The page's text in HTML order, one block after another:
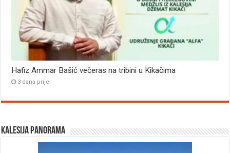
Hafiz Ammar Bašić večeras na tribini u Kikačima
3 dana prije
Kalesija panorama